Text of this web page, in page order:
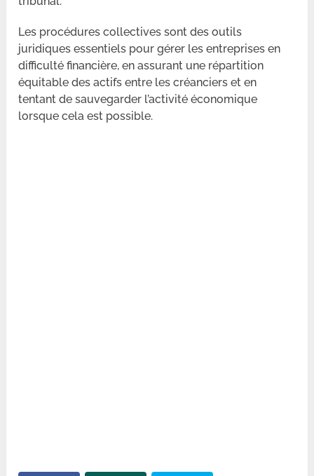
Les procédures collectives sont des outils
juridiques essentiels pour gérer les entreprises en
difficulté financière, en assurant une répartition
équitable des actifs entre les créanciers et en
tentant de sauvegarder l’activité économique
lorsque cela est possible.